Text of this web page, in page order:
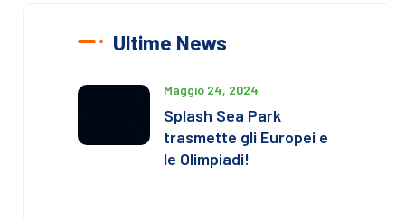
Ultime News
Maggio 24, 2024
Splash Sea Park
trasmette gli Europei e
le Olimpiadi!